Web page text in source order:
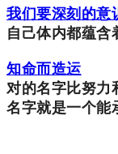
我们要深刻的意
自己体内都蕴含
知命而造运
对的名字比努力
名字就是一个能